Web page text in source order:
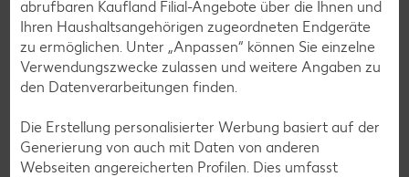
Bananen-Rezepte
abrufbaren Kaufland Filial-Angebote über die Ihnen und
Ihren Haushaltsangehörigen zugeordneten Endgeräte
zu ermöglichen. Unter „Anpassen“ können Sie einzelne
Verwendungszwecke zulassen und weitere Angaben zu
den Datenverarbeitungen finden.
Die Erstellung personalisierter Werbung basiert auf der
Generierung von auch mit Daten von anderen
Webseiten angereicherten Profilen. Dies umfasst